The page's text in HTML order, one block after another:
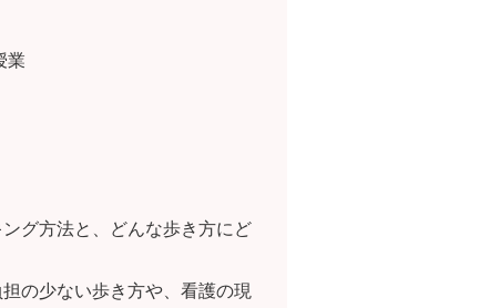
業
グ方法と、どんな歩き方にど
の少ない歩き方や、看護の現